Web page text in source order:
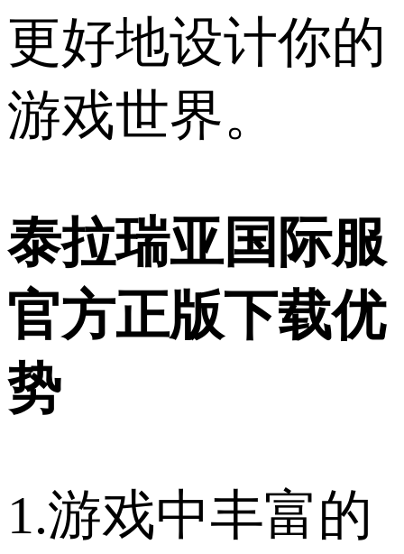
更好地设计你的
游戏世界。
泰拉瑞亚国际服
官方正版下载优
势
1.游戏中丰富的